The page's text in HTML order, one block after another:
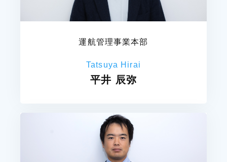
運航管理事業本部
Tatsuya Hirai
平井 辰弥